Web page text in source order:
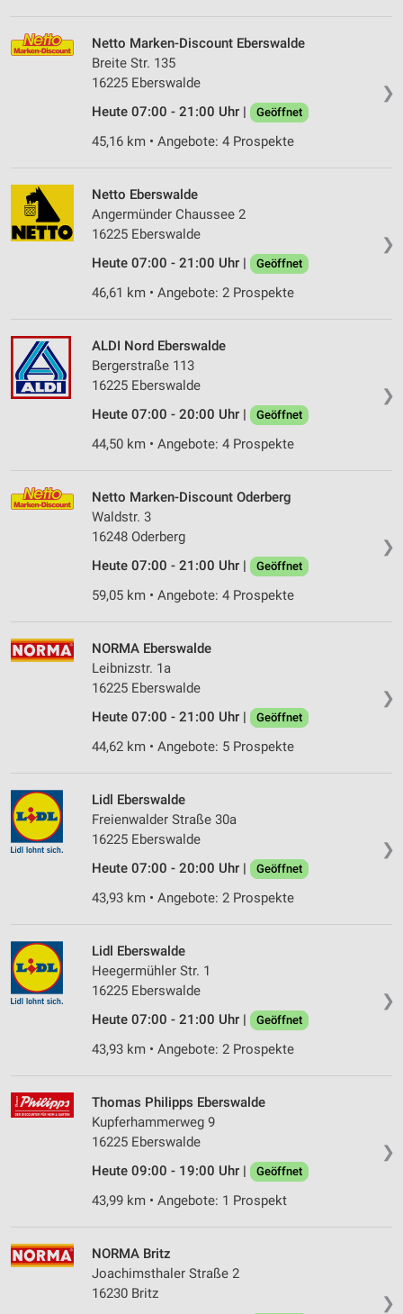
❯
Netto Marken-Discount Eberswalde
Breite Str. 135
16225 Eberswalde
Heute 07:00 - 21:00 Uhr |
Geöffnet
45,16 km • Angebote: 4 Prospekte
❯
Netto Eberswalde
Angermünder Chaussee 2
16225 Eberswalde
Heute 07:00 - 21:00 Uhr |
Geöffnet
46,61 km • Angebote: 2 Prospekte
❯
ALDI Nord Eberswalde
Bergerstraße 113
16225 Eberswalde
Heute 07:00 - 20:00 Uhr |
Geöffnet
44,50 km • Angebote: 4 Prospekte
❯
Netto Marken-Discount Oderberg
Waldstr. 3
16248 Oderberg
Heute 07:00 - 21:00 Uhr |
Geöffnet
59,05 km • Angebote: 4 Prospekte
❯
NORMA Eberswalde
Leibnizstr. 1a
16225 Eberswalde
Heute 07:00 - 21:00 Uhr |
Geöffnet
44,62 km • Angebote: 5 Prospekte
❯
Lidl Eberswalde
Freienwalder Straße 30a
16225 Eberswalde
Heute 07:00 - 20:00 Uhr |
Geöffnet
43,93 km • Angebote: 2 Prospekte
❯
Lidl Eberswalde
Heegermühler Str. 1
16225 Eberswalde
Heute 07:00 - 21:00 Uhr |
Geöffnet
43,93 km • Angebote: 2 Prospekte
❯
Thomas Philipps Eberswalde
Kupferhammerweg 9
16225 Eberswalde
Heute 09:00 - 19:00 Uhr |
Geöffnet
43,99 km • Angebote: 1 Prospekt
❯
NORMA Britz
Joachimsthaler Straße 2
16230 Britz